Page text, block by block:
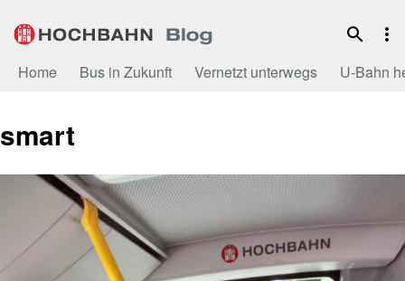
Inhalt
Home Bus in Zukunft Vernetzt unterwegs U-Bahn
smart